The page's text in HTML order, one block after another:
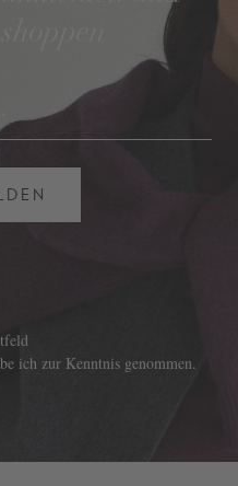
ich zur Kenntnis genommen.